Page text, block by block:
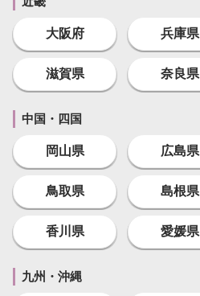
大阪府 兵庫県
滋賀県 奈良県
中国・四国
岡山県 広島県
鳥取県 島根県
香川県 愛媛県
九州・沖縄